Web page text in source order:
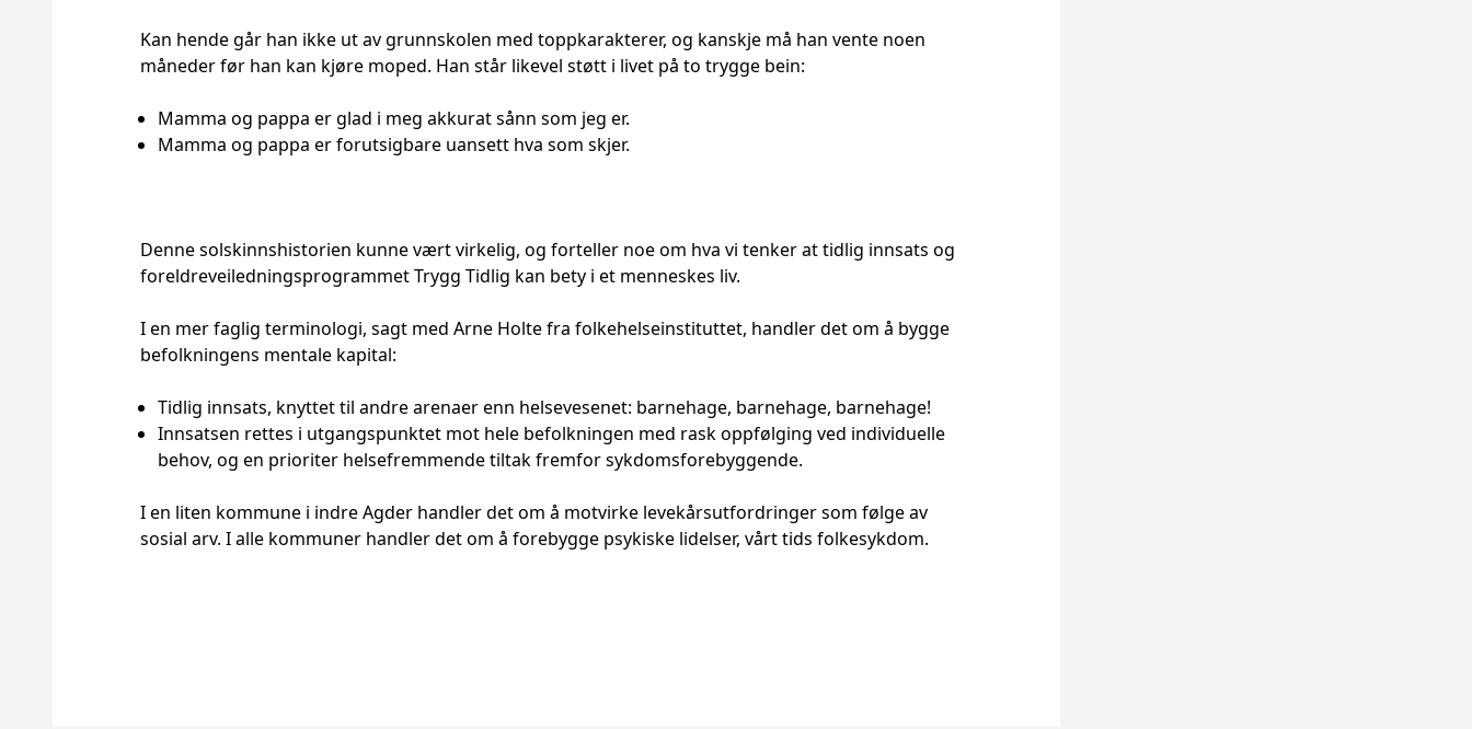
Kan hende går han ikke ut av grunnskolen med toppkarakterer, og kanskje må han vente noen
måneder før han kan kjøre moped. Han står likevel støtt i livet på to trygge bein:
Mamma og pappa er glad i meg akkurat sånn som jeg er.
Mamma og pappa er forutsigbare uansett hva som skjer.
Denne solskinnshistorien kunne vært virkelig, og forteller noe om hva vi tenker at tidlig innsats og
foreldreveiledningsprogrammet Trygg Tidlig kan bety i et menneskes liv.
I en mer faglig terminologi, sagt med Arne Holte fra folkehelseinstituttet, handler det om å bygge
befolkningens mentale kapital:
Tidlig innsats, knyttet til andre arenaer enn helsevesenet: barnehage, barnehage, barnehage!
Innsatsen rettes i utgangspunktet mot hele befolkningen med rask oppfølging ved individuelle
behov, og en prioriter helsefremmende tiltak fremfor sykdomsforebyggende.
I en liten kommune i indre Agder handler det om å motvirke levekårsutfordringer som følge av
sosial arv. I alle kommuner handler det om å forebygge psykiske lidelser, vårt tids folkesykdom.